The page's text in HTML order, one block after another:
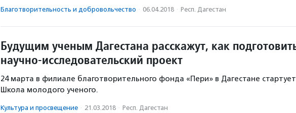
Благотвори­тель­ность и доброволь­чест­во · 06.04.2018 · Респ. Дагестан
Будущим ученым Дагестана расскажут, как
научно-исследовательский проект
24 марта в филиале благотворительного фонда «Пери» в Дагестане стартует
Школа молодого ученого.
Культура и просвещение · 21.03.2018 · Респ. Дагестан